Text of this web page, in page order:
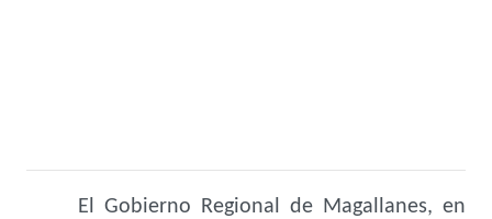
El Gobierno Regional de Magallanes, en